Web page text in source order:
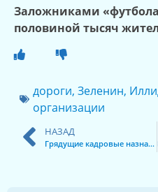
Заложниками
половиной тысяч
дороги, Зеленин,
организации
НАЗАД
Грядущие кадровые назначения в Правительстве Тверской области